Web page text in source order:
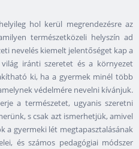
hol kerül megrendezésre az
természetközeli helyszín ad
nevelés kiemelt jelentőséget kap a
iránti szeretet és a környezet
ki, ha a gyermek minél több
védelmére nevelni kívánjuk.
a természetet, ugyanis szeretni
s csak azt ismerhetjük, amivel
a gyermeki lét megtapasztalásának
és számos pedagógiai módszer